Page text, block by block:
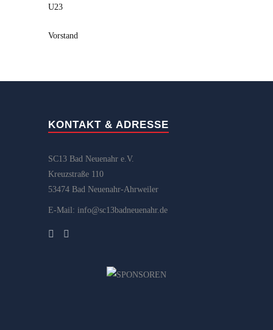
U23
Vorstand
KONTAKT & ADRESSE
SC13 Bad Neuenahr e.V.
Kreuzstraße 110
53474 Bad Neuenahr-Ahrweiler
E-Mail: info@sc13badneuenahr.de